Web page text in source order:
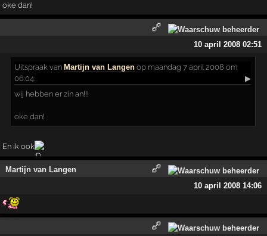
oke dan!
10 april 2008 02:51
Uitspraak vanMartijn van Langen op maandag 7 april 2008 om
06:04:
▶
wij hebben er zin an!!!
oke dan!
En ik ook
Martijn van Langen
10 april 2008 14:06